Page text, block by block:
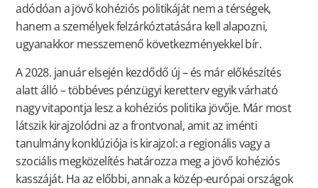
adódóan a jövő kohéziós politikáját nem a térségek,
hanem a személyek felzárkóztatására kell alapozni,
ugyanakkor messzemenő következményekkel bír.
A 2028. január elsején kezdődő új – és már előkészítés
alatt álló – többéves pénzügyi keretterv egyik várható
nagy vitapontja lesz a kohéziós politika jövője. Már most
látszik kirajzolódni az a frontvonal, amit az iménti
tanulmány konklúziója is kirajzol: a regionális vagy a
szociális megközelítés határozza meg a jövő kohéziós
kasszáját. Ha az előbbi, annak a közép-európai országok